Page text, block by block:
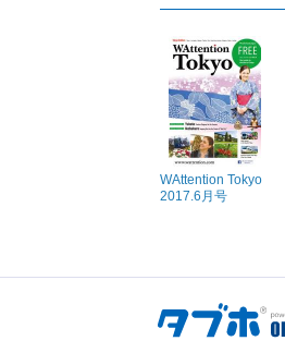
WAttention Tokyo
2017.6月号